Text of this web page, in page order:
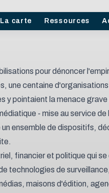
pour dénoncer
une centaine d'organisations
y pointaient la menace
- mise au service
ensemble de dispositifs,
financier et politique qui se
technologies de
maisons d'édition,
La carte Ressources